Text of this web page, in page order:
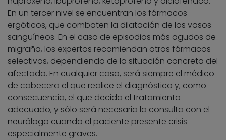
En un tercer nivel se encuentran los fármacos
ergóticos, que combaten la dilatación de los vasos
sanguíneos. En el caso de episodios más agudos de
migraña, los expertos recomiendan otros fármacos
selectivos, dependiendo de la situación concreta del
afectado. En cualquier caso, será siempre el médico
de cabecera el que realice el diagnóstico y, como
consecuencia, el que decida el tratamiento
adecuado, y sólo será necesaria la consulta con el
neurólogo cuando el paciente presente crisis
especialmente graves.